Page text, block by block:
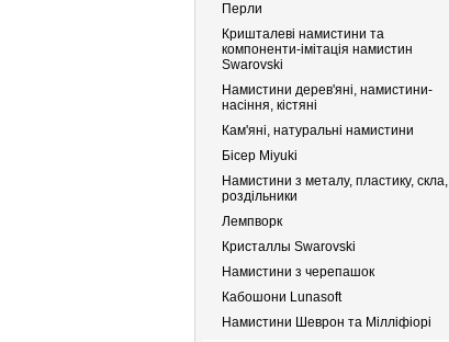
Перли
Кришталеві намистини та
компоненти-імітація намистин
Swarovski
Намистини дерев'яні, намистини-
насіння, кістяні
Кам'яні, натуральні намистини
Бiсер Miyuki
Намистини з металу, пластику, скла,
роздільники
Лемпворк
Кристаллы Swarovski
Намистини з черепашок
Кабошони Lunasoft
Намистини Шеврон та Мілліфіорі